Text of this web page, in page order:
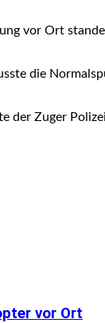
vor Ort
die
der Zuger
vor Ort